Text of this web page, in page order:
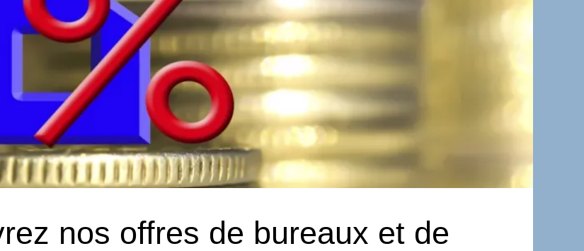
nos offres de bureaux et de